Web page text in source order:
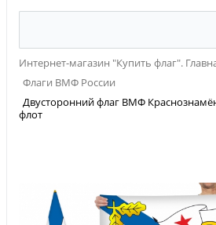
Интернет-магазин "Купить флаг".
Флаги ВМФ России
Двусторонний флаг ВМФ
флот